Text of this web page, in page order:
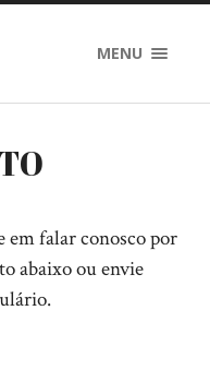
MENU
em falar conosco por
abaixo ou envie